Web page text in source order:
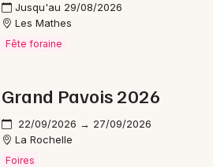
Jusqu'au 29/08/2026
Les Mathes
Fête foraine
Grand Pavois 2026
22/09/2026 → 27/09/2026
La Rochelle
Foires